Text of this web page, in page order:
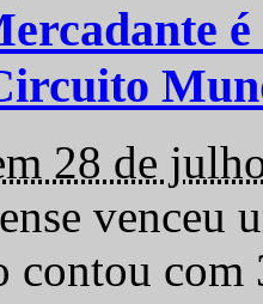
28 de
venceu
contou com